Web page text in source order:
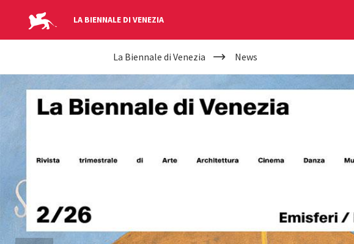
LA BIENNALE DI VENEZIA
YOUR
ARE
HERE
La Biennale di Venezia News
NEWS